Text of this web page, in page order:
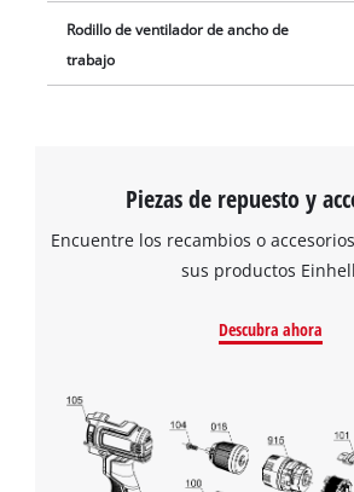
¡Necesitamos su
cargar el servicio
This content is not
Rodillo de ventilador de ancho de
trabajo
Piezas de repuesto y
Encuentre los recambios o
sus productos
Descubra ahora